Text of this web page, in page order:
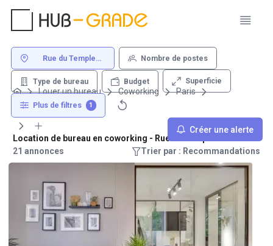
Rue du Temple
Nombre de postes
Type de bureau Budget Superficie
Plus de filtres 1
Créer une alerte
Louer un bureau Coworking
Paris
Rue du Temple
Location de bureau en coworking - Rue du Temple Paris
21 annonces
Trier par : Recommandations